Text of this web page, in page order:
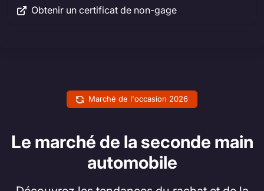
Obtenir un certificat de non-gage
Marché de l'occasion 2026
Le marché de la seconde main
automobile